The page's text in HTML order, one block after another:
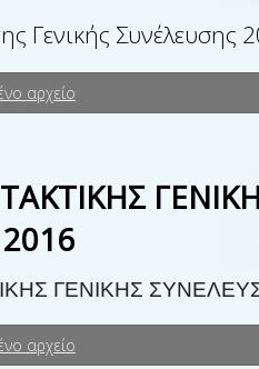
Γενικής Συνέλευσης
αρχείο
ΓΕΝΙΚΗΣ
αρχείο